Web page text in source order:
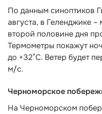
По данным синоптиков
августа, в Геленджике
второй половине дня
Термометры покажут
до +32°C. Ветер будет
м/с.
Черноморское
На Черноморском